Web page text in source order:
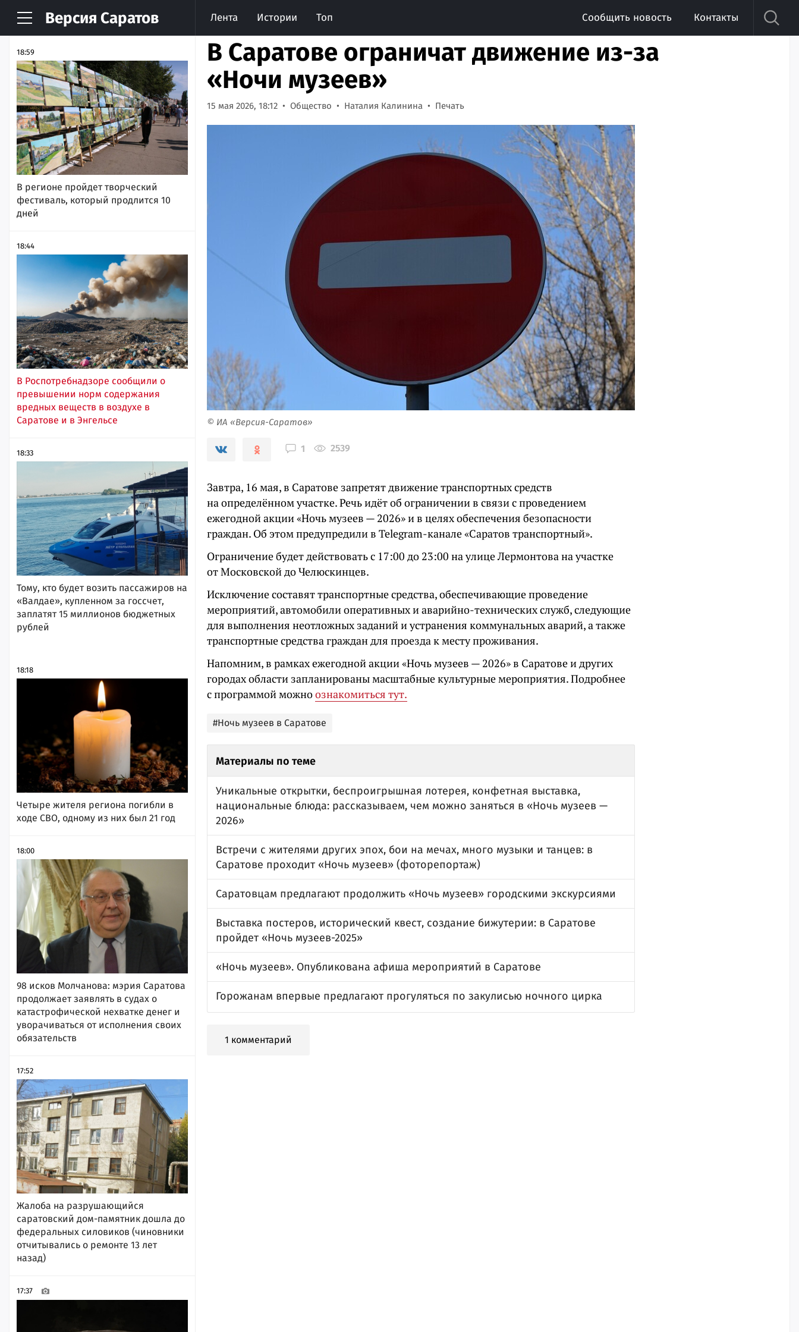
Версия Саратов Лента Истории Топ Сообщить новость Контакты
НОВОСТИ АРХИВ
18:59
В регионе пройдет творческий
фестиваль, который продлится 10
дней
18:44
В Роспотребнадзоре сообщили о
превышении норм содержания
вредных веществ в воздухе в
Саратове и в Энгельсе
18:33
Тому, кто будет возить пассажиров на
«Валдае», купленном за госсчет,
заплатят 15 миллионов бюджетных
рублей
18:18
Четыре жителя региона погибли в
ходе СВО, одному из них был 21 год
18:00
98 исков Молчанова: мэрия Саратова
продолжает заявлять в судах о
катастрофической нехватке денег и
уворачиваться от исполнения своих
обязательств
17:52
Жалоба на разрушающийся
саратовский дом-памятник дошла до
федеральных силовиков (чиновники
отчитывались о ремонте 13 лет
назад)
17:37
В Саратове ограничат движение из-за
«Ночи музеев»
15 мая 2026, 18:12 Общество Наталия Калинина Печать
© ИА «Версия-Саратов»
1 2539
Завтра, 16 мая, в Саратове запретят движение транспортных средств
на определённом участке. Речь идёт об ограничении в связи с проведением
ежегодной акции «Ночь музеев — 2026» и в целях обеспечения безопасности
граждан. Об этом предупредили в Telegram-канале «Саратов транспортный».
Ограничение будет действовать с 17:00 до 23:00 на улице Лермонтова на участке
от Московской до Челюскинцев.
Исключение составят транспортные средства, обеспечивающие проведение
мероприятий, автомобили оперативных и аварийно-технических служб, следующие
для выполнения неотложных заданий и устранения коммунальных аварий, а также
транспортные средства граждан для проезда к месту проживания.
Напомним, в рамках ежегодной акции «Ночь музеев — 2026» в Саратове и других
городах области запланированы масштабные культурные мероприятия. Подробнее
с программой можноознакомиться тут.
#Ночь музеев в Саратове
Материалы по теме
Уникальные открытки, беспроигрышная лотерея, конфетная выставка,
национальные блюда: рассказываем, чем можно заняться в «Ночь музеев —
2026»
Встречи с жителями других эпох, бои на мечах, много музыки и танцев: в
Саратове проходит «Ночь музеев» (фоторепортаж)
Саратовцам предлагают продолжить «Ночь музеев» городскими экскурсиями
Выставка постеров, исторический квест, создание бижутерии: в Саратове
пройдет «Ночь музеев-2025»
«Ночь музеев». Опубликована афиша мероприятий в Саратове
Горожанам впервые предлагают прогуляться по закулисью ночного цирка
1 комментарий